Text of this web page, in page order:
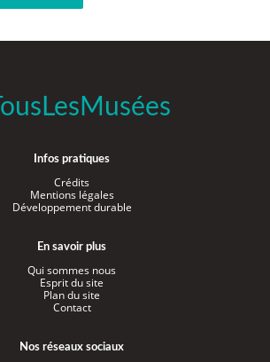
TousLesMusées
Infos pratiques
Crédits
Mentions légales
Développement durable
En savoir plus
Qui sommes nous
Esprit du site
Plan du site
Contact
Nos réseaux sociaux